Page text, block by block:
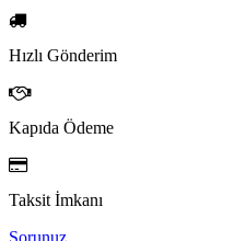
Hızlı Gönderim
Kapıda Ödeme
Taksit İmkanı
Sorunuz